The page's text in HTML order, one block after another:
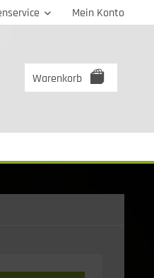
Mein Konto
Warenkorb